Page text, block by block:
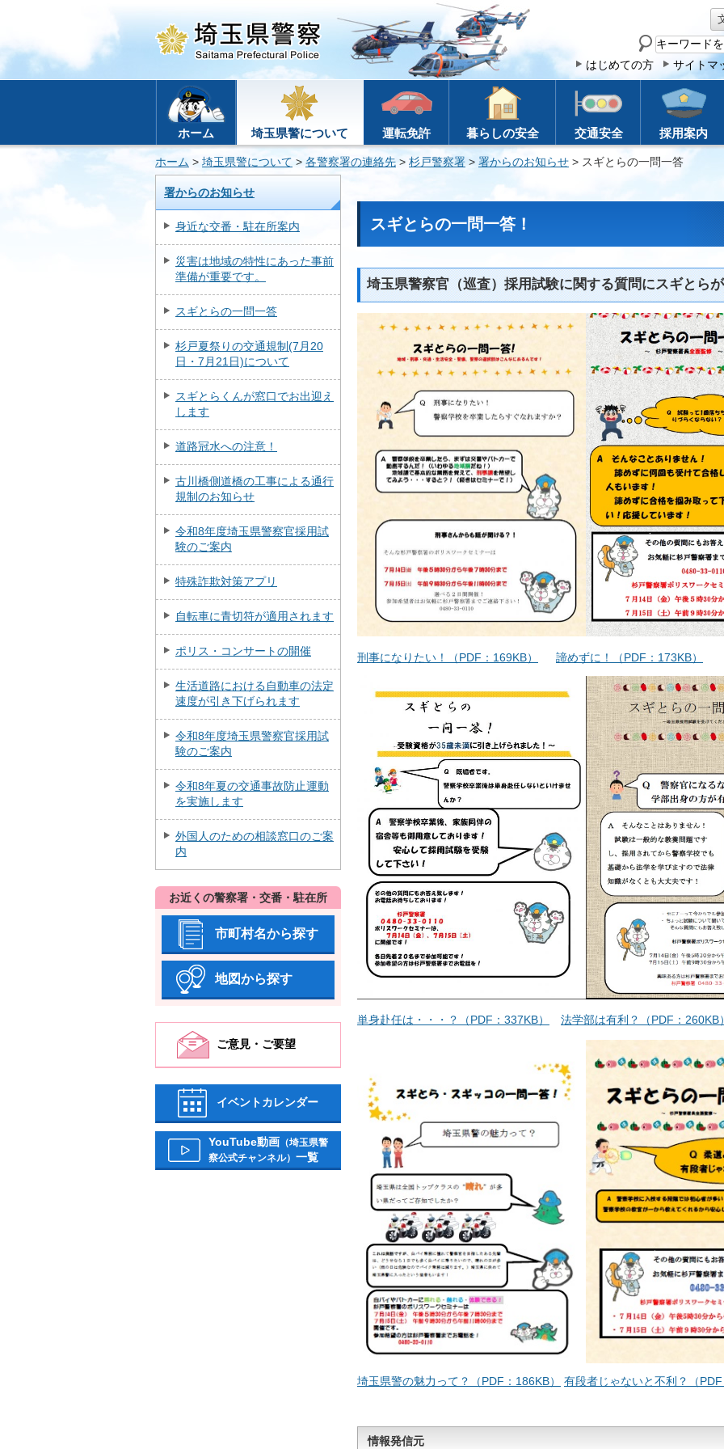
サ
イ
ト
はじめての方 サイトマ
ホーム 埼玉県警について 運転免許 暮らしの安全 交通安全 採用案内
ホーム > 埼玉県警について > 各警察署の連絡先 > 杉戸警察署 > 署からのお知らせ > スギとらの一問一答
署からのお知らせ
身近な交番・駐在所案内
災害は地域の特性にあった事前
準備が重要です。
スギとらの一問一答
杉戸夏祭りの交通規制(7月20
日・7月21日)について
スギとらくんが窓口でお出迎え
します
道路冠水への注意！
古川橋側道橋の工事による通行
規制のお知らせ
令和8年度埼玉県警察官採用試
験のご案内
特殊詐欺対策アプリ
自転車に青切符が適用されます
ポリス・コンサートの開催
生活道路における自動車の法定
速度が引き下げられます
令和8年度埼玉県警察官採用試
験のご案内
令和8年夏の交通事故防止運動
を実施します
外国人のための相談窓口のご案
内
お近くの警察署・交番・駐在所
市町村名から探す
地図から探す
ご意見・ご要望
イベントカレンダー
YouTube動画 （埼玉県警
察公式チャンネル） 一覧
スギとらの一問一答！
埼玉県警察官（巡査）採用試験に関する質問にスギとら
刑事になりたい！（PDF：169KB） 諦めずに！（PDF：173KB）
単身赴任は・・・？（PDF：337KB） 法学部は有利？（PDF：260KB
埼玉県警の魅力って？（PDF：186KB） 有段者じゃないと不利？（
情報発信元